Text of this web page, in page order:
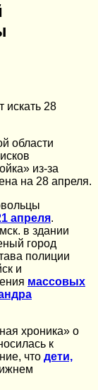
искать 28
области
из-за
на 28 апреля.
апреля.
в здании
город
полиции
и
массовых
хроника» о
к
что дети,